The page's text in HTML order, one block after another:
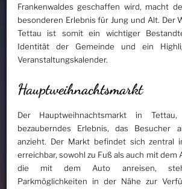
Frankenwaldes geschaffen wird, macht
besonderen Erlebnis für Jung und Alt. Der
Tettau ist somit ein wichtiger
Identität der Gemeinde und ein
Veranstaltungskalender.
Hauptweihnachtsmarkt
Der Hauptweihnachtsmarkt in
bezauberndes Erlebnis, das Besucher
anzieht. Der Markt befindet sich
erreichbar, sowohl zu Fuß als auch mit dem
die mit dem Auto anreisen,
Parkmöglichkeiten in der Nähe zur